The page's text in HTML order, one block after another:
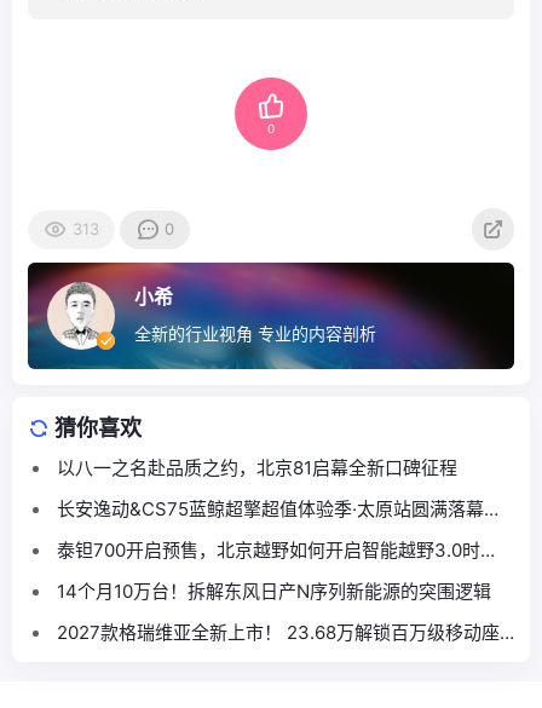
0
313 0
小希
全新的行业视角 专业的内容剖析
猜你喜欢
以八一之名赴品质之约，北京81启幕全新口碑征程
长安逸动&CS75蓝鲸超擎超值体验季·太原站圆满落幕，
本土跨界联合燃动龙城
泰钽700开启预售，北京越野如何开启智能越野3.0时
代？
14个月10万台！拆解东风日产N序列新能源的突围逻辑
2027款格瑞维亚全新上市！ 23.68万解锁百万级移动座